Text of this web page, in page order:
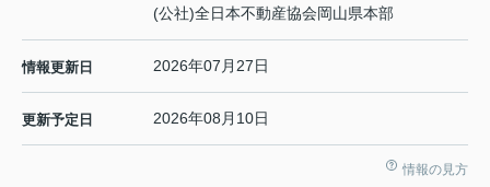
(公社)全日本不動産協会岡山県本部
情報更新日 2026年07月27日
更新予定日 2026年08月10日
情報の見方